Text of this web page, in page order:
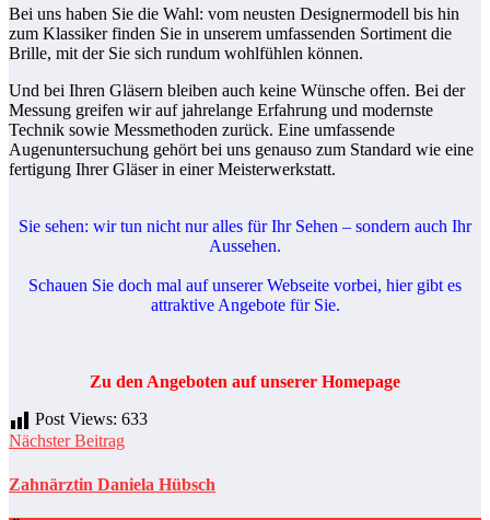
Bei uns haben Sie die Wahl: vom neusten Designermodell bis hin
zum Klassiker finden Sie in unserem umfassenden Sortiment die
Brille, mit der Sie sich rundum wohlfühlen können.
Und bei Ihren Gläsern bleiben auch keine Wünsche offen. Bei der
Messung greifen wir auf jahrelange Erfahrung und modernste
Technik sowie Messmethoden zurück. Eine umfassende
Augenuntersuchung gehört bei uns genauso zum Standard wie eine
fertigung Ihrer Gläser in einer Meisterwerkstatt.
Sie sehen: wir tun nicht nur alles für Ihr Sehen – sondern auch Ihr
Aussehen.
Schauen Sie doch mal auf unserer Webseite vorbei, hier gibt es
attraktive Angebote für Sie.
Zu den Angeboten auf unserer Homepage
Post Views: 633
Nächster Beitrag
Zahnärztin Daniela Hübsch